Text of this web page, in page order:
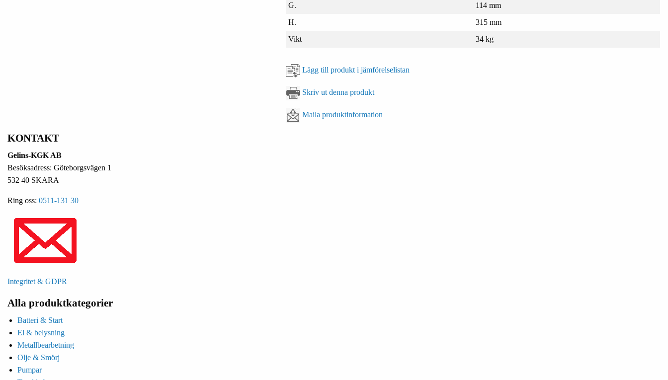
G.
114 mm
H.
315 mm
Vikt
34 kg
Lägg till produkt i jämförelselistan
Skriv ut denna produkt
Maila produktinformation
KONTAKT
Gelins-KGK AB
Besöksadress: Göteborgsvägen 1
532 40 SKARA
Ring oss: 0511-131 30
Integritet & GDPR
Alla produktkategorier
Batteri & Start
El & belysning
Metallbearbetning
Olje & Smörj
Pumpar